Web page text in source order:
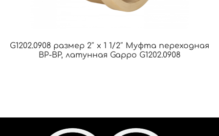
G1202.0908 размер 2″ х 1 1/2″ Муфта переходная
ВР-ВР, латунная Gappo G1202.0908